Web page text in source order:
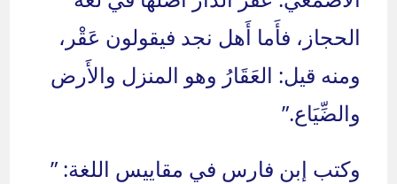
الحجاز، فأَما أَهل نجد فيقولون عَقْر،
ومنه قيل: العَقَارُ وهو المنزل والأَرض
والضِّيَاع.”
وكتب إبن فارس في مقاييس اللغة: ”